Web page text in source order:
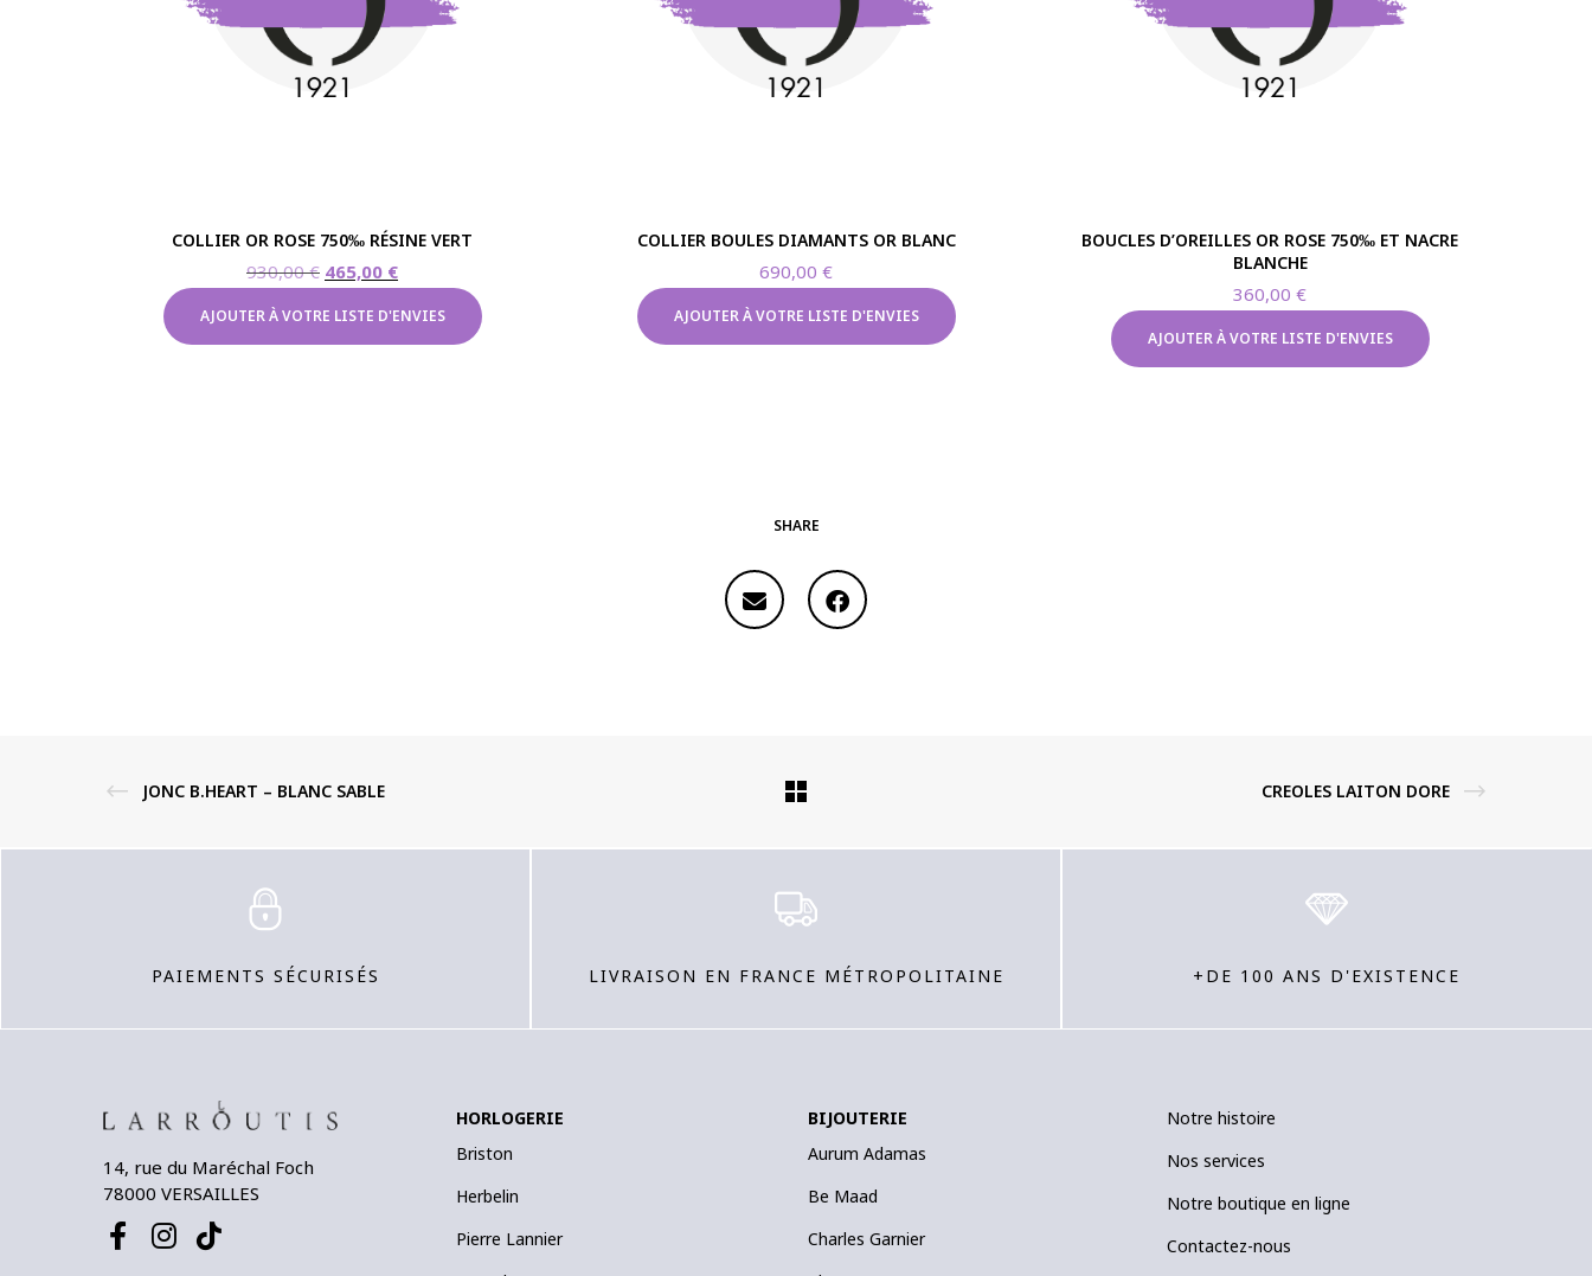
COLLIER OR ROSE 750‰ RÉSINE VERT
930,00€ Le
initial
était :
465,00 €Le
actuel
est :
AJOUTER À VOTRE LISTE D'ENVIES
COLLIER BOULES DIAMANTS OR BLANC
690,00 €
AJOUTER À VOTRE LISTE D'ENVIES
BOUCLES D’OREILLES OR ROSE 750‰ ET NACRE
BLANCHE
360,00 €
AJOUTER À VOTRE LISTE D'ENVIES
SHARE
JONC B.HEART – BLANC SABLE CREOLES LAITON DORE
PAIEMENTS SÉCURISÉS LIVRAISON EN FRANCE MÉTROPOLITAINE +DE 100 ANS D'EXISTENCE
14, rue du Maréchal Foch
78000 VERSAILLES
HORLOGERIE
Briston
Herbelin
Pierre Lannier
BIJOUTERIE
Aurum Adamas
Be Maad
Charles Garnier
Notre histoire
Nos services
Notre boutique en ligne
Contactez-nous